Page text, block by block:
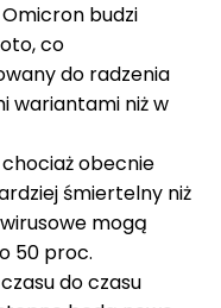
budzi
co
do radzenia
wariantami niż w
chociaż obecnie
śmiertelny niż
mogą
50 proc.
do czasu